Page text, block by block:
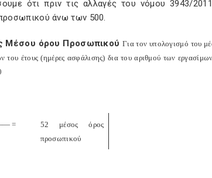
ότι πριν τις αλλαγές του νόμου 3943/
άνω των 500.
Μέσου όρου Προσωπικού Για τον υπολογισμό του
του έτους (ημέρες ασφάλισης) δια του αριθμού των
=
52 μέσος όρος
προσωπικού